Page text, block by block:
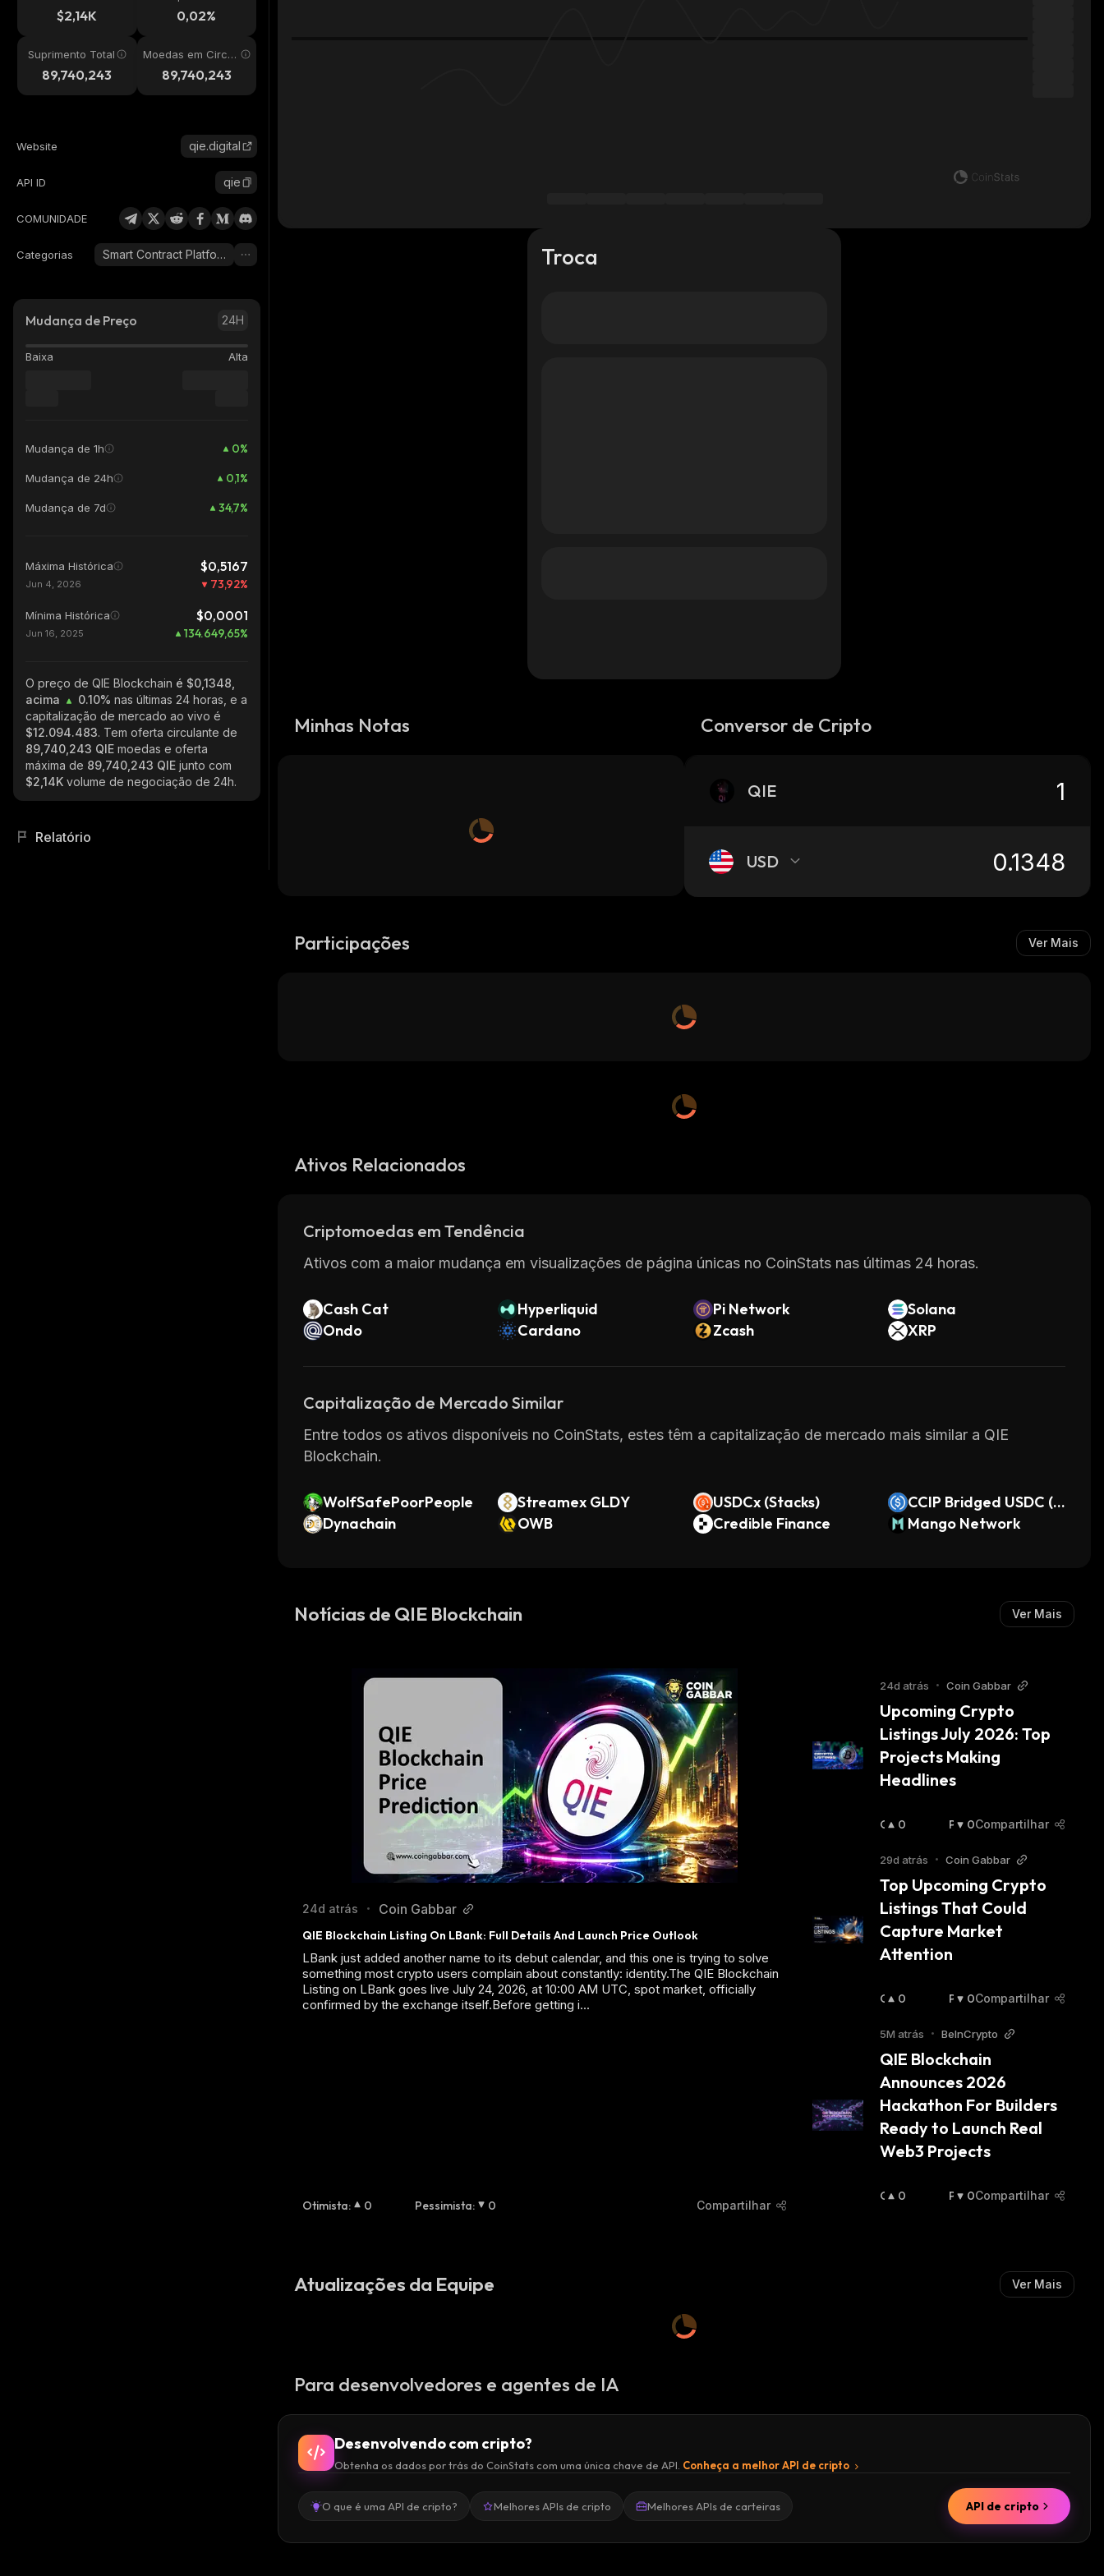
$2,14K 0,02%
Suprimento Total
89,740,243
Moedas em Circul
ação89,740,243
Website qie.digital
API ID qie
COMUNIDADE
Categorias Smart Contract Platform
Mudança de Preço 24H
Baixa Alta
Mudança de 1h 0%
Mudança de 24h 0,1%
Mudança de 7d 34,7%
Máxima Histórica $0,5167
Jun 4, 2026 73,92%
Mínima Histórica $0,0001
Jun 16, 2025 134.649,65%
O preço de QIE Blockchain é $0,1348,
acima
0.10% nas últimas 24 horas, e a
capitalização de mercado ao vivo é
$12.094.483. Tem oferta circulante de
89,740,243 QIE moedas e oferta
máxima de 89,740,243 QIE junto com
$2,14K volume de negociação de 24h.
Relatório
Troca
Minhas Notas Conversor de Cripto
QIE
USD
Participações Ver Mais
Ativos Relacionados
Criptomoedas em Tendência
Ativos com a maior mudança em visualizações de página únicas no CoinStats nas últimas 24 horas.
Cash Cat Hyperliquid Pi Network
Solana
Ondo
Cardano Zcash XRP
Capitalização de Mercado Similar
Entre todos os ativos disponíveis no CoinStats, estes têm a capitalização de mercado mais similar a QIE
Blockchain.
WolfSafePoorPeople Streamex GLDY USDCx (Stacks)
CCIP Bridged USDC (R
onin)
Dynachain OWB Credible Finance Mango Network
Notícias de QIE Blockchain Ver Mais
24d atrás • Coin Gabbar
QIE Blockchain Listing On LBank: Full Details And Launch Price Outlook
LBank just added another name to its debut calendar, and this one is trying to solve
something most crypto users complain about constantly: identity.The QIE Blockchain
Listing on LBank goes live July 24, 2026, at 10:00 AM UTC, spot market, officially
confirmed by the exchange itself.Before getting i...
Otimista: 0 Pessimista: 0 Compartilhar
24d atrás • Coin Gabbar
Upcoming Crypto
Listings July 2026: Top
Projects Making
Headlines
O
I
S
T
A
:
0
P
S
I
M
I
S
T
0Compartilhar
29d atrás • Coin Gabbar
Top Upcoming Crypto
Listings That Could
Capture Market
Attention
O
I
I
S
T
A
0
P
S
I
M
S
A
0Compartilhar
5M atrás • BeInCrypto
QIE Blockchain
Announces 2026
Hackathon For Builders
Ready to Launch Real
Web3 Projects
O
0
P
0Compartilhar
Atualizações da Equipe Ver Mais
Para desenvolvedores e agentes de IA
Desenvolvendo com cripto?
Obtenha os dados por trás do CoinStats com uma única chave de API. Conheça a melhor API de cripto
O que é uma API de cripto? Melhores APIs de cripto Melhores APIs de carteiras API de cripto